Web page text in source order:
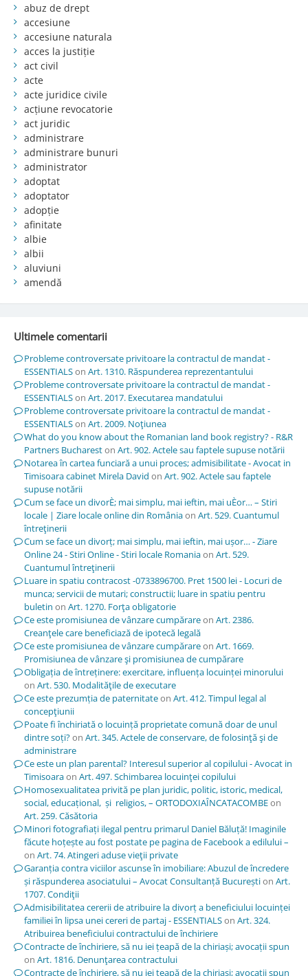
abuz de drept
accesiune
accesiune naturala
acces la justiție
act civil
acte
acte juridice civile
acțiune revocatorie
act juridic
administrare
administrare bunuri
administrator
adoptat
adoptator
adopție
afinitate
albie
albii
aluviuni
amendă
Ultimele comentarii
Probleme controversate privitoare la contractul de mandat -
ESSENTIALSon Art. 1310. Răspunderea reprezentantului
Probleme controversate privitoare la contractul de mandat -
ESSENTIALSon Art. 2017. Executarea mandatului
Probleme controversate privitoare la contractul de mandat -
ESSENTIALSon Art. 2009. Noţiunea
What do you know about the Romanian land book registry? - R&R
Partners Buchareston Art. 902. Actele sau faptele supuse notării
Notarea în cartea funciară a unui proces; admisibilitate - Avocat in
Timisoara cabinet Mirela David on Art. 902. Actele sau faptele
supuse notării
Cum se face un divorÈ; mai simplu, mai ieftin, mai uÈor… – Stiri
locale | Ziare locale online din Româniaon Art. 529. Cuantumul
întreţinerii
Cum se face un divorț; mai simplu, mai ieftin, mai ușor… - Ziare
Online 24 - Stiri Online - Stiri locale Romaniaon Art. 529.
Cuantumul întreţinerii
Luare in spatiu contracost -0733896700. Pret 1500 lei - Locuri de
munca; servicii de mutari; constructii; luare in spatiu pentru
buletin on Art. 1270. Forţa obligatorie
Ce este promisiunea de vânzare cumpărareon Art. 2386.
Creanţele care beneficiază de ipotecă legală
Ce este promisiunea de vânzare cumpărareon Art. 1669.
Promisiunea de vânzare şi promisiunea de cumpărare
Obligația de întreținere: exercitare, influența locuinței minorului
on Art. 530. Modalităţile de executare
Ce este prezumția de paternitateon Art. 412. Timpul legal al
concepţiunii
Poate fi închiriată o locuință proprietate comună doar de unul
dintre soți?on Art. 345. Actele de conservare, de folosinţă şi de
administrare
Ce este un plan parental? Interesul superior al copilului - Avocat in
Timisoaraon Art. 497. Schimbarea locuinţei copilului
Homosexualitatea privită pe plan juridic, politic, istoric, medical,
social, educațional, și religios, – ORTODOXIAÎNCATACOMBEon
Art. 259. Căsătoria
Minori fotografiați ilegal pentru primarul Daniel Băluță! Imaginile
făcute hoțește au fost postate pe pagina de Facebook a edilului –
on Art. 74. Atingeri aduse vieţii private
Garanția contra viciilor ascunse în imobiliare: Abuzul de încredere
și răspunderea asociatului – Avocat Consultanță Bucureștion Art.
1707. Condiţii
Admisibilitatea cererii de atribuire la divorț a beneficiului locuinței
familiei în lipsa unei cereri de partaj - ESSENTIALSon Art. 324.
Atribuirea beneficiului contractului de închiriere
Contracte de închiriere, să nu iei țeapă de la chiriași; avocații spun
on Art. 1816. Denunţarea contractului
Contracte de închiriere, să nu iei țeapă de la chiriași; avocații spun